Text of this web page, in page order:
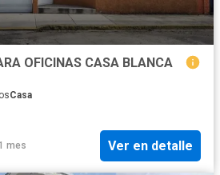
OFICINAS CASA BLANCA
Casa
mes Ver en detalle